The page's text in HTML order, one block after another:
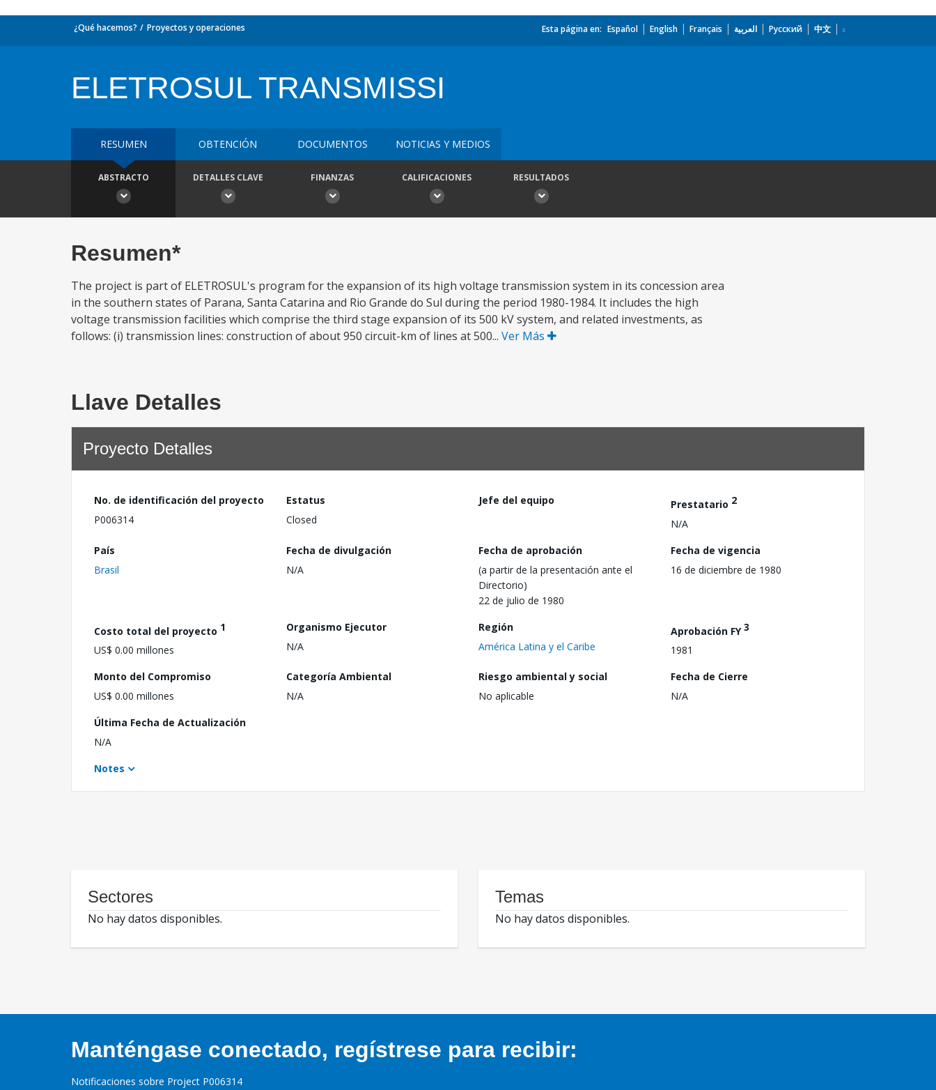
¿Qué hacemos? Proyectos y operaciones Esta página en: Español English Français العربية Русский 中文
ELETROSUL TRANSMISSI
RESUMEN OBTENCIÓN DOCUMENTOS NOTICIAS Y MEDIOS
ABSTRACTO DETALLES CLAVE FINANZAS CALIFICACIONES RESULTADOS
Resumen*
The project is part of ELETROSUL's program for the expansion of its high voltage transmission system in its concession area
in the southern states of Parana, Santa Catarina and Rio Grande do Sul during the period 1980-1984. It includes the high
voltage transmission facilities which comprise the third stage expansion of its 500 kV system, and related investments, as
follows: (i) transmission lines: construction of about 950 circuit-km of lines at 500... Ver Más
Llave Detalles
Proyecto Detalles
No. de identificación del proyecto
P006314
Estatus
Closed
Jefe del equipo Prestatario 2
N/A
País
Brasil
Fecha de divulgación
N/A
Fecha de aprobación
(a partir de la presentación ante el
Directorio)
22 de julio de 1980
Fecha de vigencia
16 de diciembre de 1980
Costo total del proyecto 1
US$ 0.00 millones
Organismo Ejecutor
N/A
Región
América Latina y el Caribe
Aprobación FY3
1981
Monto del Compromiso
US$ 0.00 millones
Categoría Ambiental
N/A
Riesgo ambiental y social
No aplicable
Fecha de Cierre
N/A
Última Fecha de Actualización
N/A
Notes
Sectores
No hay datos disponibles.
Temas
No hay datos disponibles.
Manténgase conectado, regístrese para recibir:
Notificaciones sobre Project P006314